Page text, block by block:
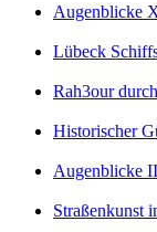
Augenblicke
Lübeck
Rah3our
Historischer
Augenblicke
Straßenkunst